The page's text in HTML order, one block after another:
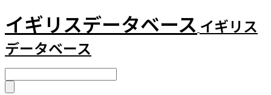
イギリスデータベース イギリス
データベース